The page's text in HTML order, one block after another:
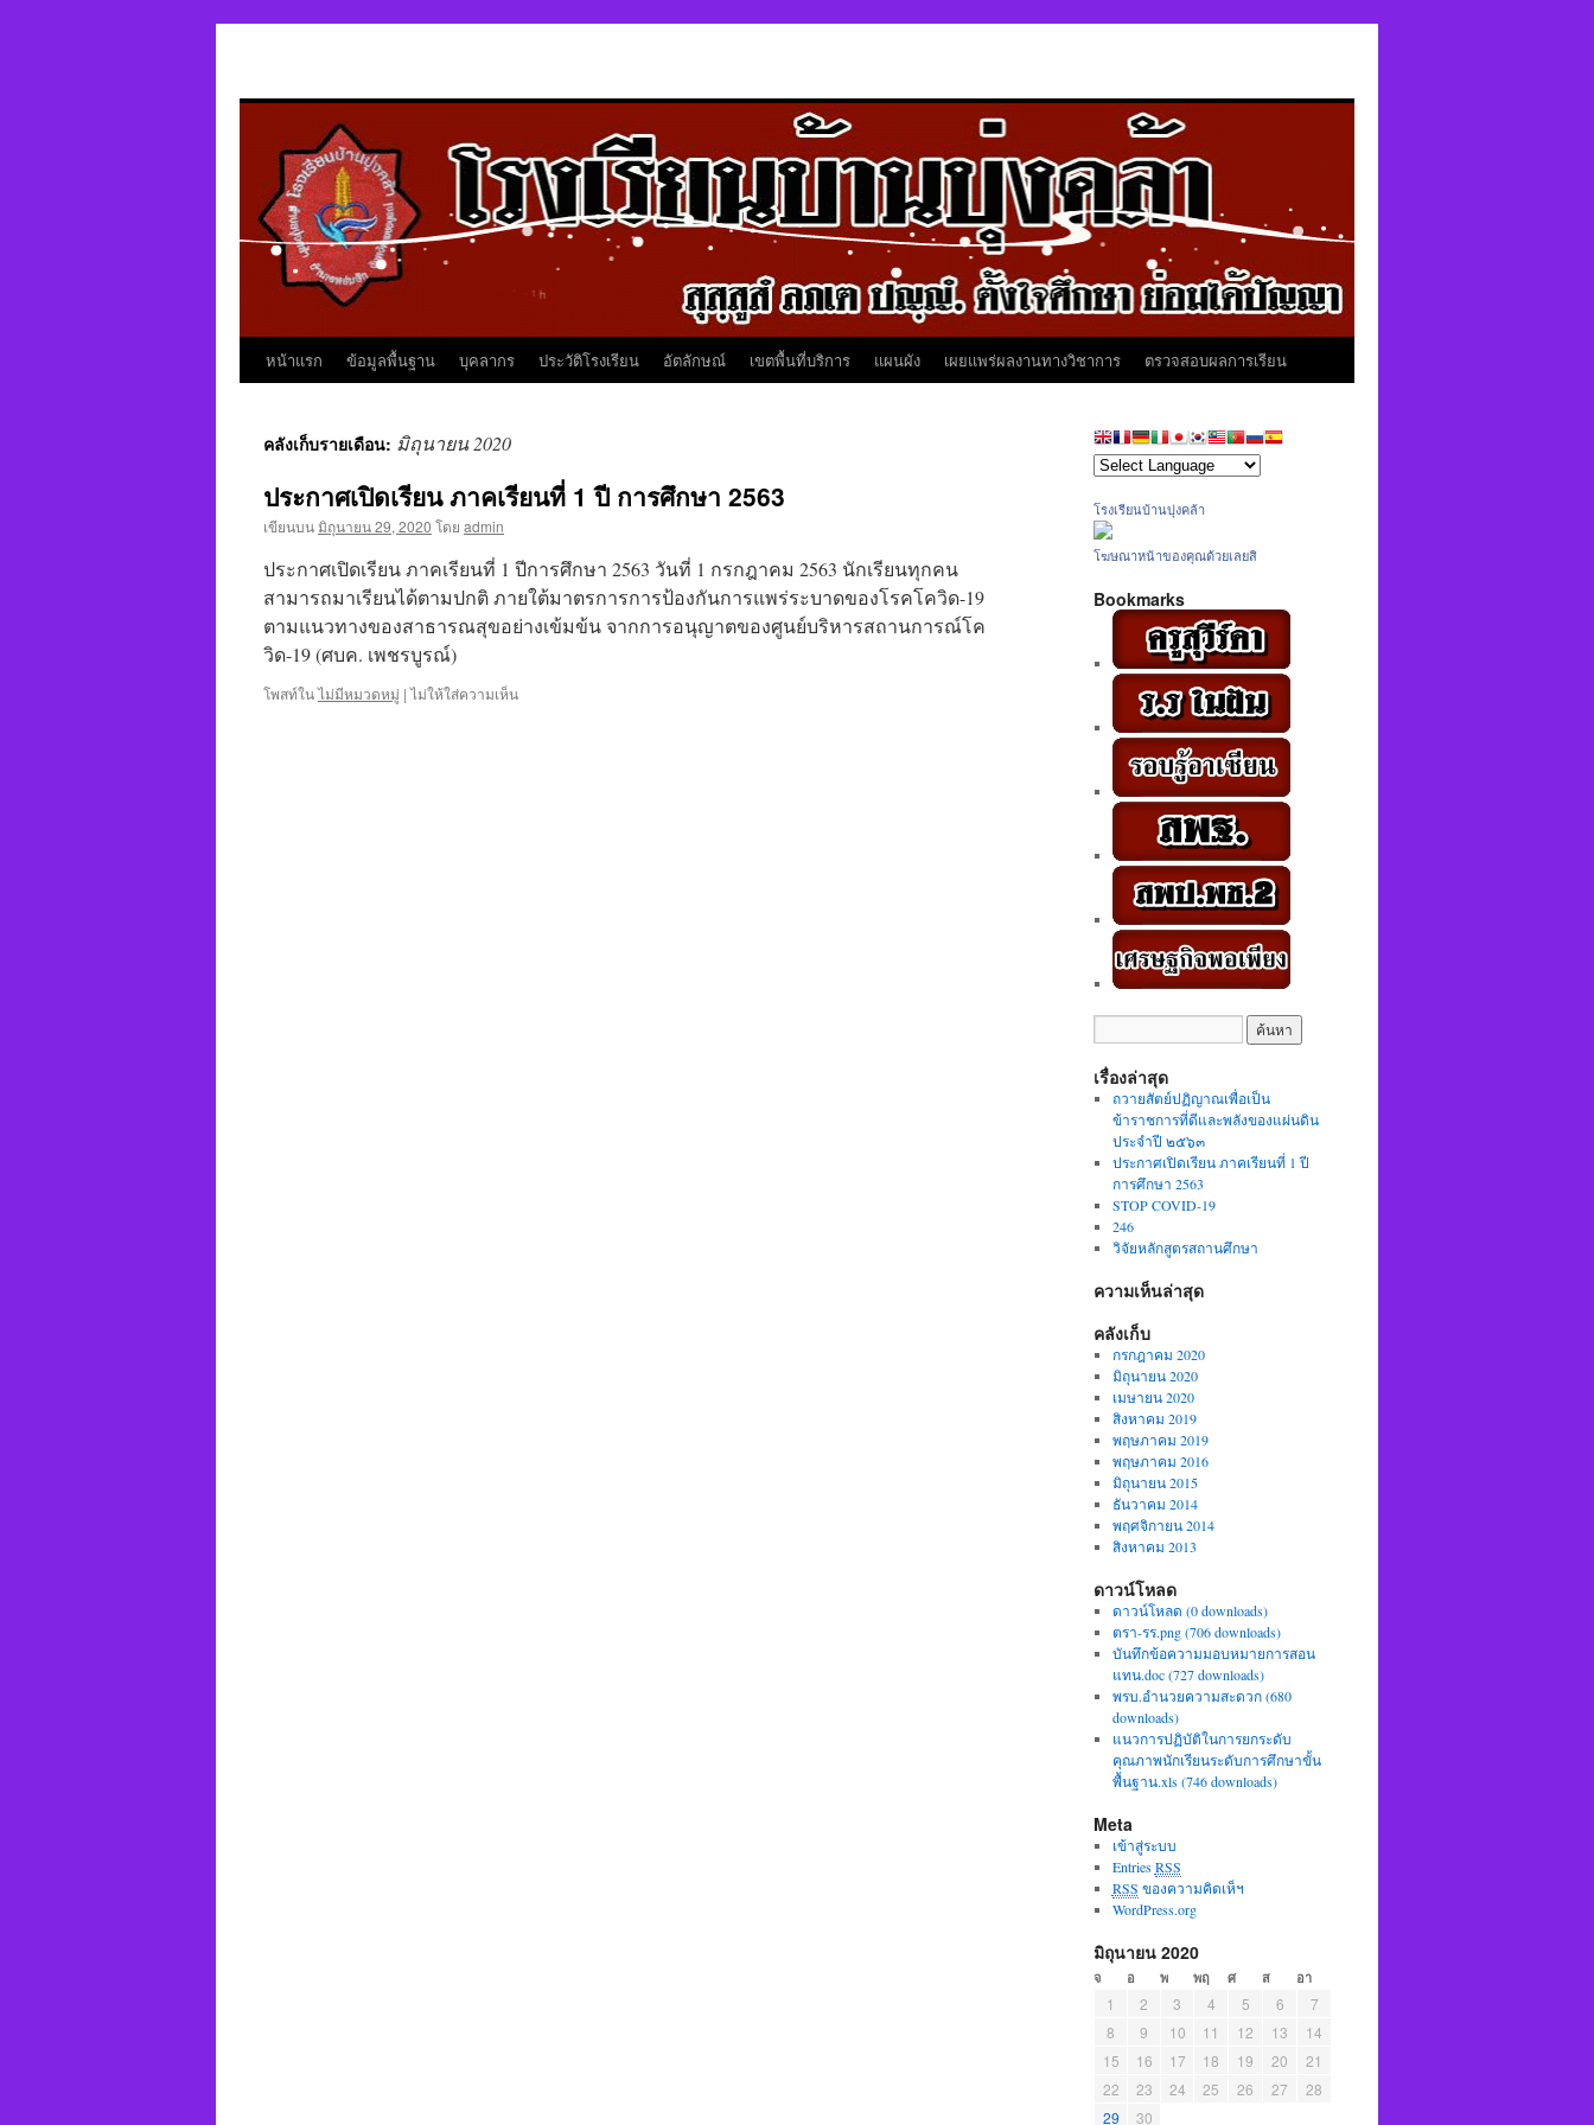
หน้าแรก ข้อมูลพื้นฐาน บุคลากร ประวัติโรงเรียน อัตลักษณ์ เขตพื้นที่บริการ แผนผัง เผยแพร่ผลงานทางวิชาการ ตรวจสอบผลการเรียน
คลังเก็บรายเดือน: มิถุนายน 2020
ประกาศเปิดเรียน ภาคเรียนที่ 1 ปี การศึกษา 2563
เขียนบนมิถุนายน 29, 2020 โดย admin
ประกาศเปิดเรียน ภาคเรียนที่ 1 ปีการศึกษา 2563 วันที่ 1 กรกฎาคม 2563 นักเรียนทุกคน
สามารถมาเรียนได้ตามปกติ ภายใต้มาตรการการป้องกันการแพร่ระบาดของโรคโควิด-19
ตามแนวทางของสาธารณสุขอย่างเข้มข้น จากการอนุญาตของศูนย์บริหารสถานการณ์โค
วิด-19 (ศบค. เพชรบูรณ์)
โพสท์ในไม่มีหมวดหมู่ | ไม่ให้ใส่ความเห็น
โรงเรียนบ้านบุ่งคล้า
โฆษณาหน้าของคุณด้วยเลยสิ
Bookmarks
เรื่องล่าสุด
ถวายสัตย์ปฏิญาณเพื่อเป็น
ข้าราชการที่ดีและพลังของแผ่นดิน
ประจำปี ๒๕๖๓
ประกาศเปิดเรียน ภาคเรียนที่ 1 ปี
การศึกษา 2563
STOP COVID-19
246
วิจัยหลักสูตรสถานศึกษา
ความเห็นล่าสุด
คลังเก็บ
กรกฎาคม 2020
มิถุนายน 2020
เมษายน 2020
สิงหาคม 2019
พฤษภาคม 2019
พฤษภาคม 2016
มิถุนายน 2015
ธันวาคม 2014
พฤศจิกายน 2014
สิงหาคม 2013
ดาวน์โหลด
ดาวน์โหลด (0 downloads)
ตรา-รร.png (706 downloads)
บันทึกข้อความมอบหมายการสอน
แทน.doc (727 downloads)
พรบ.อำนวยความสะดวก (680
downloads)
แนวการปฏิบัติในการยกระดับ
คุณภาพนักเรียนระดับการศึกษาขั้น
พื้นฐาน.xls (746 downloads)
Meta
เข้าสู่ระบบ
EntriesRSS
RSS ของความคิดเห็ฯ
WordPress.org
มิถุนายน 2020
จ อ พ พฤ ศ ส อา
1 2 3 4 5 6
7
8
9 10 11 12 13
14
15
16 17 18 19 20
21
22
23 24 25 26 27
28
29
30